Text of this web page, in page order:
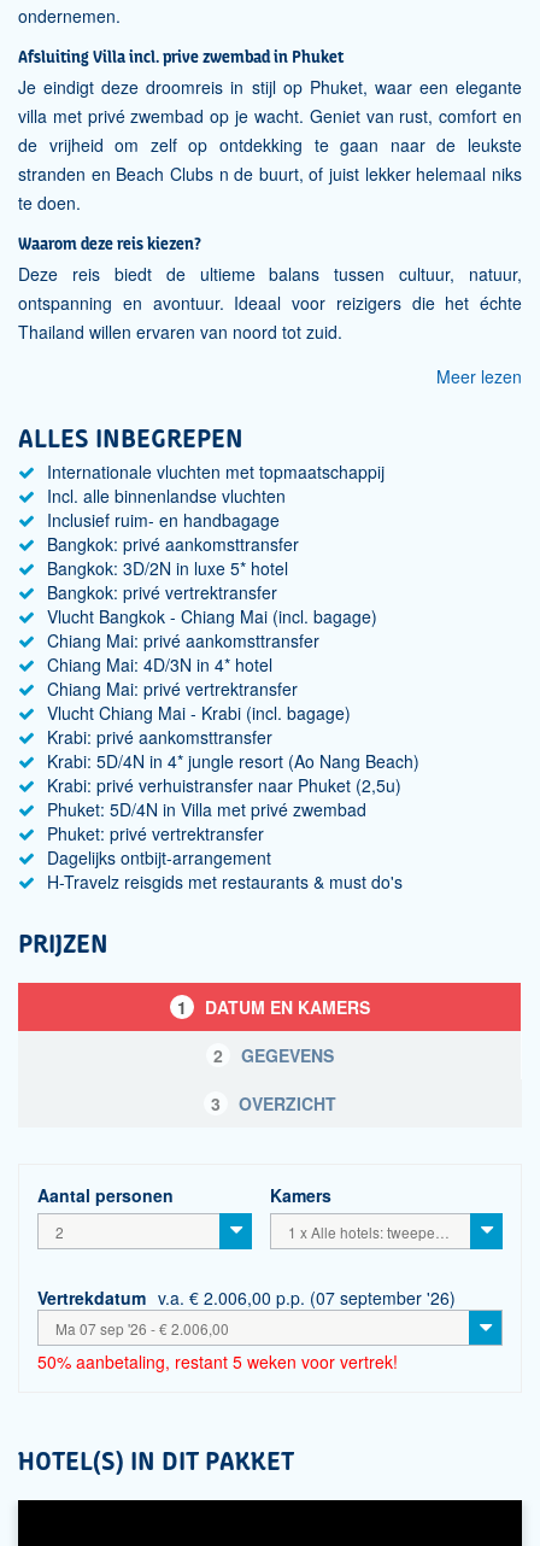
ondernemen.
Afsluiting Villa incl. prive zwembad in Phuket
Je eindigt deze droomreis in stijl op Phuket, waar een elegante
villa met privé zwembad op je wacht. Geniet van rust, comfort en
de vrijheid om zelf op ontdekking te gaan naar de leukste
stranden en Beach Clubs n de buurt, of juist lekker helemaal niks
te doen.
Waarom deze reis kiezen?
Deze reis biedt de ultieme balans tussen cultuur, natuur,
ontspanning en avontuur. Ideaal voor reizigers die het échte
Thailand willen ervaren van noord tot zuid.
Meer lezen
ALLES INBEGREPEN
Internationale vluchten met topmaatschappij
Incl. alle binnenlandse vluchten
Inclusief ruim- en handbagage
Bangkok: privé aankomsttransfer
Bangkok: 3D/2N in luxe 5* hotel
Bangkok: privé vertrektransfer
Vlucht Bangkok - Chiang Mai (incl. bagage)
Chiang Mai: privé aankomsttransfer
Chiang Mai: 4D/3N in 4* hotel
Chiang Mai: privé vertrektransfer
Vlucht Chiang Mai - Krabi (incl. bagage)
Krabi: privé aankomsttransfer
Krabi: 5D/4N in 4* jungle resort (Ao Nang Beach)
Krabi: privé verhuistransfer naar Phuket (2,5u)
Phuket: 5D/4N in Villa met privé zwembad
Phuket: privé vertrektransfer
Dagelijks ontbijt-arrangement
H-Travelz reisgids met restaurants & must do's
PRIJZEN
1
DATUM EN KAMERS
2
GEGEVENS
3
OVERZICHT
Aantal personen
2
Kamers
Vertrekdatum v.a. € 2.006,00 p.p. (07 september '26)
Ma 07 sep '26 - € 2.006,00
50% aanbetaling, restant 5 weken voor vertrek!
HOTEL(S) IN DIT PAKKET